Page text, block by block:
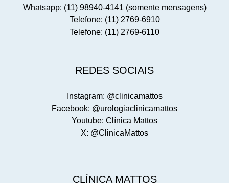
CLÍNICA MATTOS
Whatsapp: (11) 98940-4141 (somente mensagens)
Telefone: (11) 2769-6910
Telefone: (11) 2769-6110
REDES SOCIAIS
Instagram: @clinicamattos
Facebook: @urologiaclinicamattos
Youtube: Clínica Mattos
X: @ClinicaMattos